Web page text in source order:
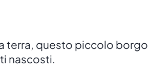
terra, questo piccolo borgo
nascosti.